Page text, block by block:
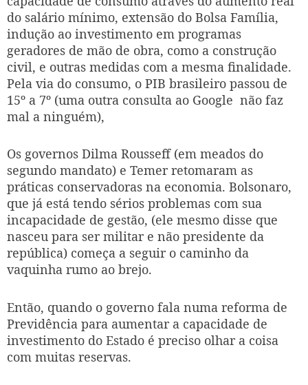
do salário mínimo, extensão do Bolsa Família,
indução ao investimento em programas
geradores de mão de obra, como a construção
civil, e outras medidas com a mesma finalidade.
Pela via do consumo, o PIB brasileiro passou de
15º a 7º (uma outra consulta ao Google não faz
mal a ninguém),
Os governos Dilma Rousseff (em meados do
segundo mandato) e Temer retomaram as
práticas conservadoras na economia. Bolsonaro,
que já está tendo sérios problemas com sua
incapacidade de gestão, (ele mesmo disse que
nasceu para ser militar e não presidente da
república) começa a seguir o caminho da
vaquinha rumo ao brejo.
Então, quando o governo fala numa reforma de
Previdência para aumentar a capacidade de
investimento do Estado é preciso olhar a coisa
com muitas reservas.